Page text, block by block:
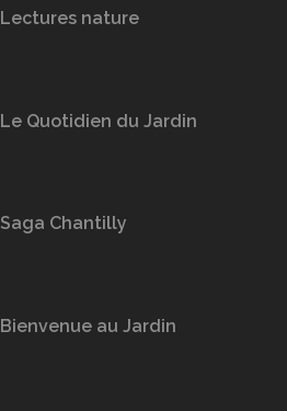
Lectures nature
Le Quotidien du Jardin
Saga Chantilly
Bienvenue au Jardin